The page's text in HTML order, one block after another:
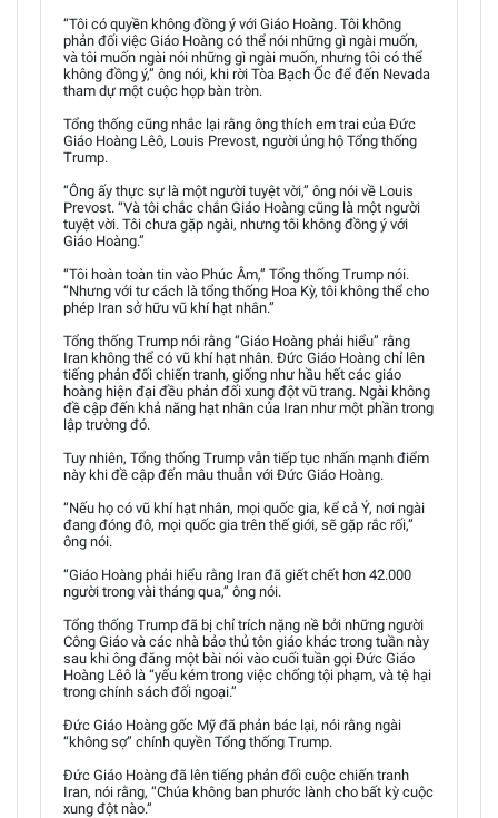
“Tôi có quyền không đồng ý với Giáo Hoàng. Tôi không
phản đối việc Giáo Hoàng có thể nói những gì ngài muốn,
và tôi muốn ngài nói những gì ngài muốn, nhưng tôi có thể
không đồng ý,” ông nói, khi rời Tòa Bạch Ốc để đến Nevada
tham dự một cuộc họp bàn tròn.
Tổng thống cũng nhắc lại rằng ông thích em trai của Đức
Giáo Hoàng Lêô, Louis Prevost, người ủng hộ Tổng thống
Trump.
“Ông ấy thực sự là một người tuyệt vời,” ông nói về Louis
Prevost. “Và tôi chắc chắn Giáo Hoàng cũng là một người
tuyệt vời. Tôi chưa gặp ngài, nhưng tôi không đồng ý với
Giáo Hoàng.”
“Tôi hoàn toàn tin vào Phúc Âm,” Tổng thống Trump nói.
“Nhưng với tư cách là tổng thống Hoa Kỳ, tôi không thể cho
phép Iran sở hữu vũ khí hạt nhân.”
Tổng thống Trump nói rằng “Giáo Hoàng phải hiểu” rằng
Iran không thể có vũ khí hạt nhân. Đức Giáo Hoàng chỉ lên
tiếng phản đối chiến tranh, giống như hầu hết các giáo
hoàng hiện đại đều phản đối xung đột vũ trang. Ngài không
đề cập đến khả năng hạt nhân của Iran như một phần trong
lập trường đó.
Tuy nhiên, Tổng thống Trump vẫn tiếp tục nhấn mạnh điểm
này khi đề cập đến mâu thuẫn với Đức Giáo Hoàng.
“Nếu họ có vũ khí hạt nhân, mọi quốc gia, kể cả Ý, nơi ngài
đang đóng đô, mọi quốc gia trên thế giới, sẽ gặp rắc rối,”
ông nói.
“Giáo Hoàng phải hiểu rằng Iran đã giết chết hơn 42.000
người trong vài tháng qua,” ông nói.
Tổng thống Trump đã bị chỉ trích nặng nề bởi những người
Công Giáo và các nhà bảo thủ tôn giáo khác trong tuần này
sau khi ông đăng một bài nói vào cuối tuần gọi Đức Giáo
Hoàng Lêô là “yếu kém trong việc chống tội phạm, và tệ hại
trong chính sách đối ngoại.”
Đức Giáo Hoàng gốc Mỹ đã phản bác lại, nói rằng ngài
“không sợ” chính quyền Tổng thống Trump.
Đức Giáo Hoàng đã lên tiếng phản đối cuộc chiến tranh
Iran, nói rằng, “Chúa không ban phước lành cho bất kỳ cuộc
xung đột nào.”